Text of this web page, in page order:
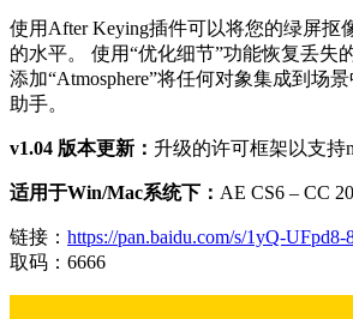
使用After Keying插件可以将您的绿屏抠
的水平。 使用“优化细节”功能恢复丢失
添加“Atmosphere”将任何对象集成到场
助手。
v1.04 版本更新： 升级的许可框架以支持
适用于Win/Mac系统下： AE CS6 – CC
链接： https://pan.baidu.com/s/1yQ-
取码：6666